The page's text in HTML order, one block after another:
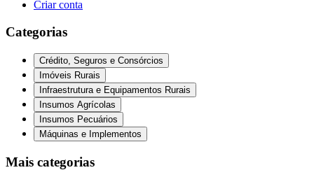
Criar conta
Categorias
Crédito, Seguros e Consórcios
Imóveis Rurais
Infraestrutura e Equipamentos Rurais
Insumos Agrícolas
Insumos Pecuários
Máquinas e Implementos
Mais categorias